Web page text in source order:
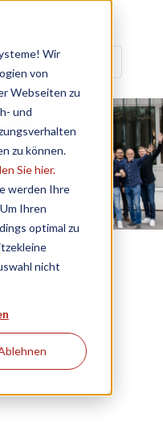
Wir
von
Webseiten zu
und
zu können.
Sie hier.
werden Ihre
Ihren
optimal zu
nicht